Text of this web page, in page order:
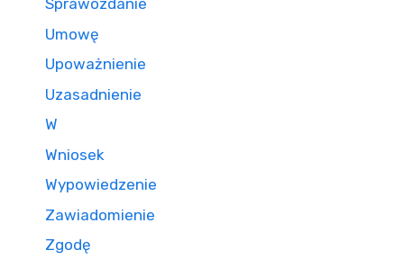
Sprawozdanie
Umowę
Upoważnienie
Uzasadnienie
W
Wniosek
Wypowiedzenie
Zawiadomienie
Zgodę